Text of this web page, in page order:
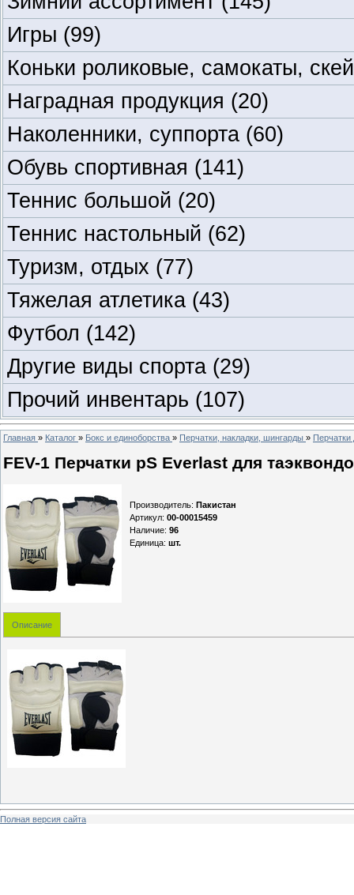
Игры (99)
Коньки роликовые, самокаты,
Наградная продукция (20)
Наколенники, суппорта (60)
Обувь спортивная (141)
Теннис большой (20)
Теннис настольный (62)
Туризм, отдых (77)
Тяжелая атлетика (43)
Футбол (142)
Другие виды спорта (29)
Прочий инвентарь (107)
Главная » Каталог » Бокс и единоборства » Перчатки, накладки, шингарды » Перчатки
FEV-1 Перчатки pS Everlast для
Производитель: Пакистан
Артикул: 00-00015459
Наличие: 96
Единица: шт.
Описание
Полная версия сайта